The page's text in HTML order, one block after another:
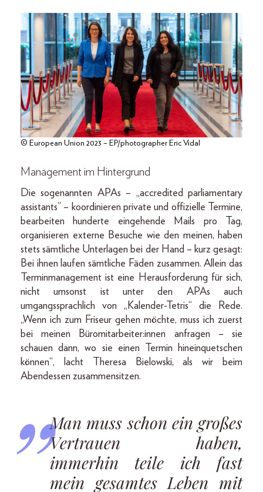
© European Union 2023 – EP/photographer Eric Vidal
Management im Hintergrund
Die sogenannten APAs – „accredited parliamentary
assistants” – koordinieren private und offizielle Termine,
bearbeiten hunderte eingehende Mails pro Tag,
organisieren externe Besuche wie den meinen, haben
stets sämtliche Unterlagen bei der Hand – kurz gesagt:
Bei ihnen laufen sämtliche Fäden zusammen. Allein das
Terminmanagement ist eine Herausforderung für sich,
nicht umsonst ist unter den APAs auch
umgangssprachlich von „Kalender-Tetris“ die Rede.
„Wenn ich zum Friseur gehen möchte, muss ich zuerst
bei meinen Büromitarbeiter:innen anfragen – sie
schauen dann, wo sie einen Termin hineinquetschen
können“, lacht Theresa Bielowski, als wir beim
Abendessen zusammensitzen.
Man muss schon ein großes
Vertrauen haben,
immerhin teile ich fast
mein gesamtes Leben mit